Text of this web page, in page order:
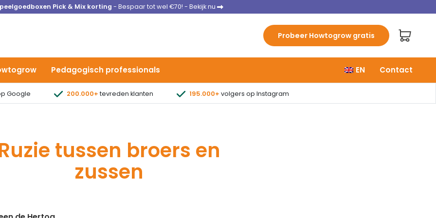
Pick & Mix korting - Bespaar tot wel €70! - Bekijk nu
Probeer Howtogrow gratis
Pedagogisch professionals EN Contact
Google 200.000+ tevreden klanten 195.000+ volgers op Instagram
tussen broers en
zussen